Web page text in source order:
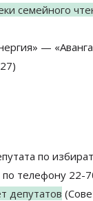
семейного
—
по
телефону 22-
депутатов